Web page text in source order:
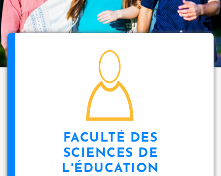
p
a
l
FACULTÉ DES
SCIENCES DE
L'ÉDUCATION